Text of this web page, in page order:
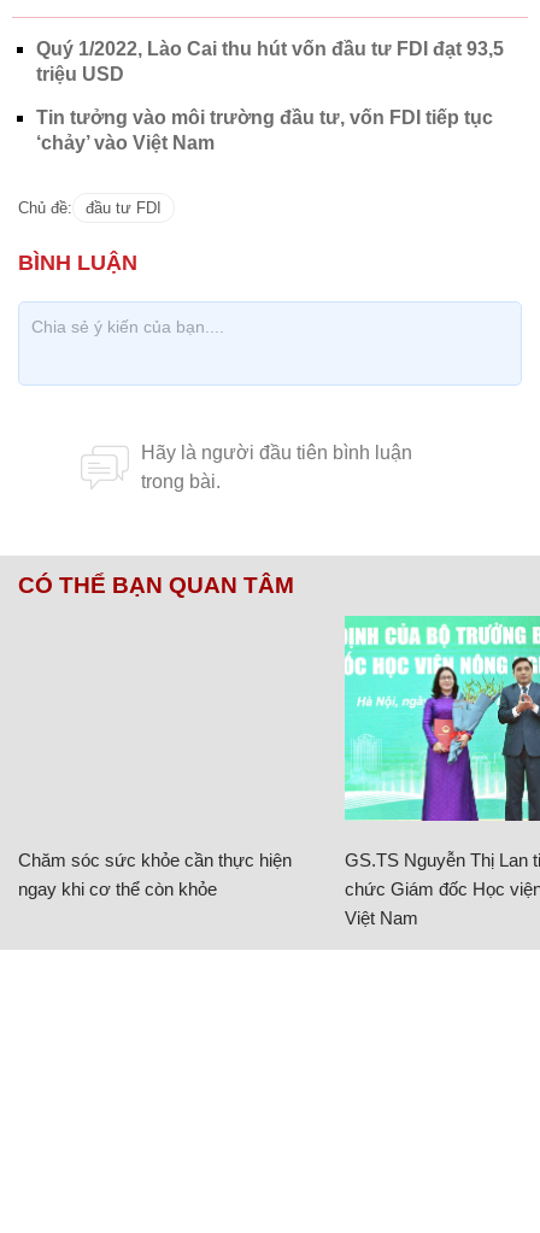
Quý 1/2022, Lào Cai thu hút vốn đầu tư FDI đạt 93,5
triệu USD
Tin tưởng vào môi trường đầu tư, vốn FDI tiếp tục
‘chảy’ vào Việt Nam
Chủ đề: đầu tư FDI
CÓ THỂ BẠN QUAN TÂM
Chăm sóc sức khỏe cần thực hiện
ngay khi cơ thể còn khỏe
GS.TS Nguyễn Thị Lan
chức Giám đốc Học
Việt Nam